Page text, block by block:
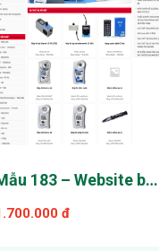
183 – Website bán
đ